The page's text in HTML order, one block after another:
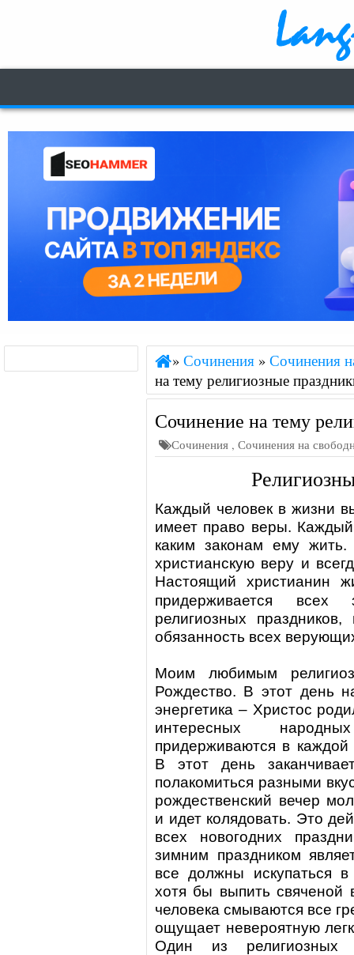
» Сочинения » Сочинения
на тему религиозные
Сочинение на тему
Сочинения , Сочинения на
Каждый человек в жизни
имеет право веры.
каким законам ему
христианскую веру и
Настоящий христианин
придерживается всех
религиозных
обязанность всех
Моим любимым
Рождество. В этот день
энергетика – Христос
интересных
придерживаются в каждой
В этот день
полакомиться разными
рождественский вечер
и идет колядовать. Это
всех новогодних
зимним праздником
все должны искупаться
хотя бы выпить
человека смываются все
ощущает невероятную
Один из религиозных